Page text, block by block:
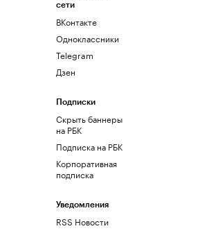
сети
ВКонтакте
Одноклассники
Telegram
Дзен
Подписки
Скрыть баннеры
на РБК
Подписка на РБК
Корпоративная
подписка
Уведомления
RSS Новости